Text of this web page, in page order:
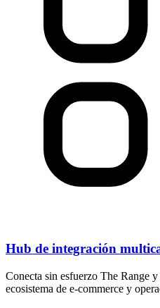
Hub de integración
Conecta sin esfuerzo The Range
ecosistema de e-commerce y